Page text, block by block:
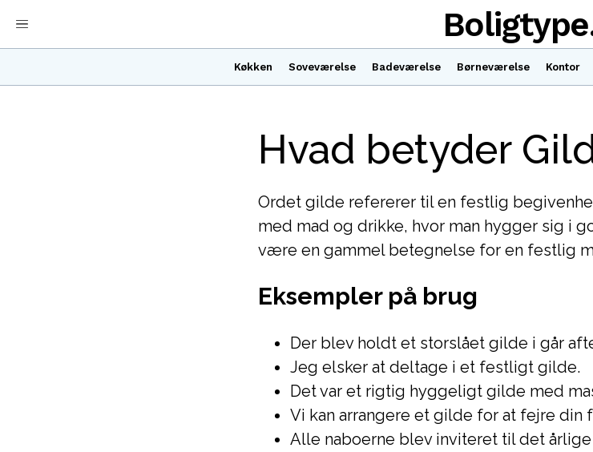
Køkken Soveværelse Badeværelse Børneværelse Kontor
Hvad betyder
Ordet gilde refererer til en festlig
med mad og drikke, hvor man hygger sig i
være en gammel betegnelse for en festlig
Eksempler på brug
Der blev holdt et storslået gilde i går
Jeg elsker at deltage i et festligt gilde.
Det var et rigtig hyggeligt gilde med
Vi kan arrangere et gilde for at fejre din
Alle naboerne blev inviteret til det